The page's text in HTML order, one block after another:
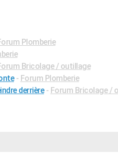
Plomberie
Bricolage / outillage
- Forum Plomberie
derrière - Forum Bricolage /